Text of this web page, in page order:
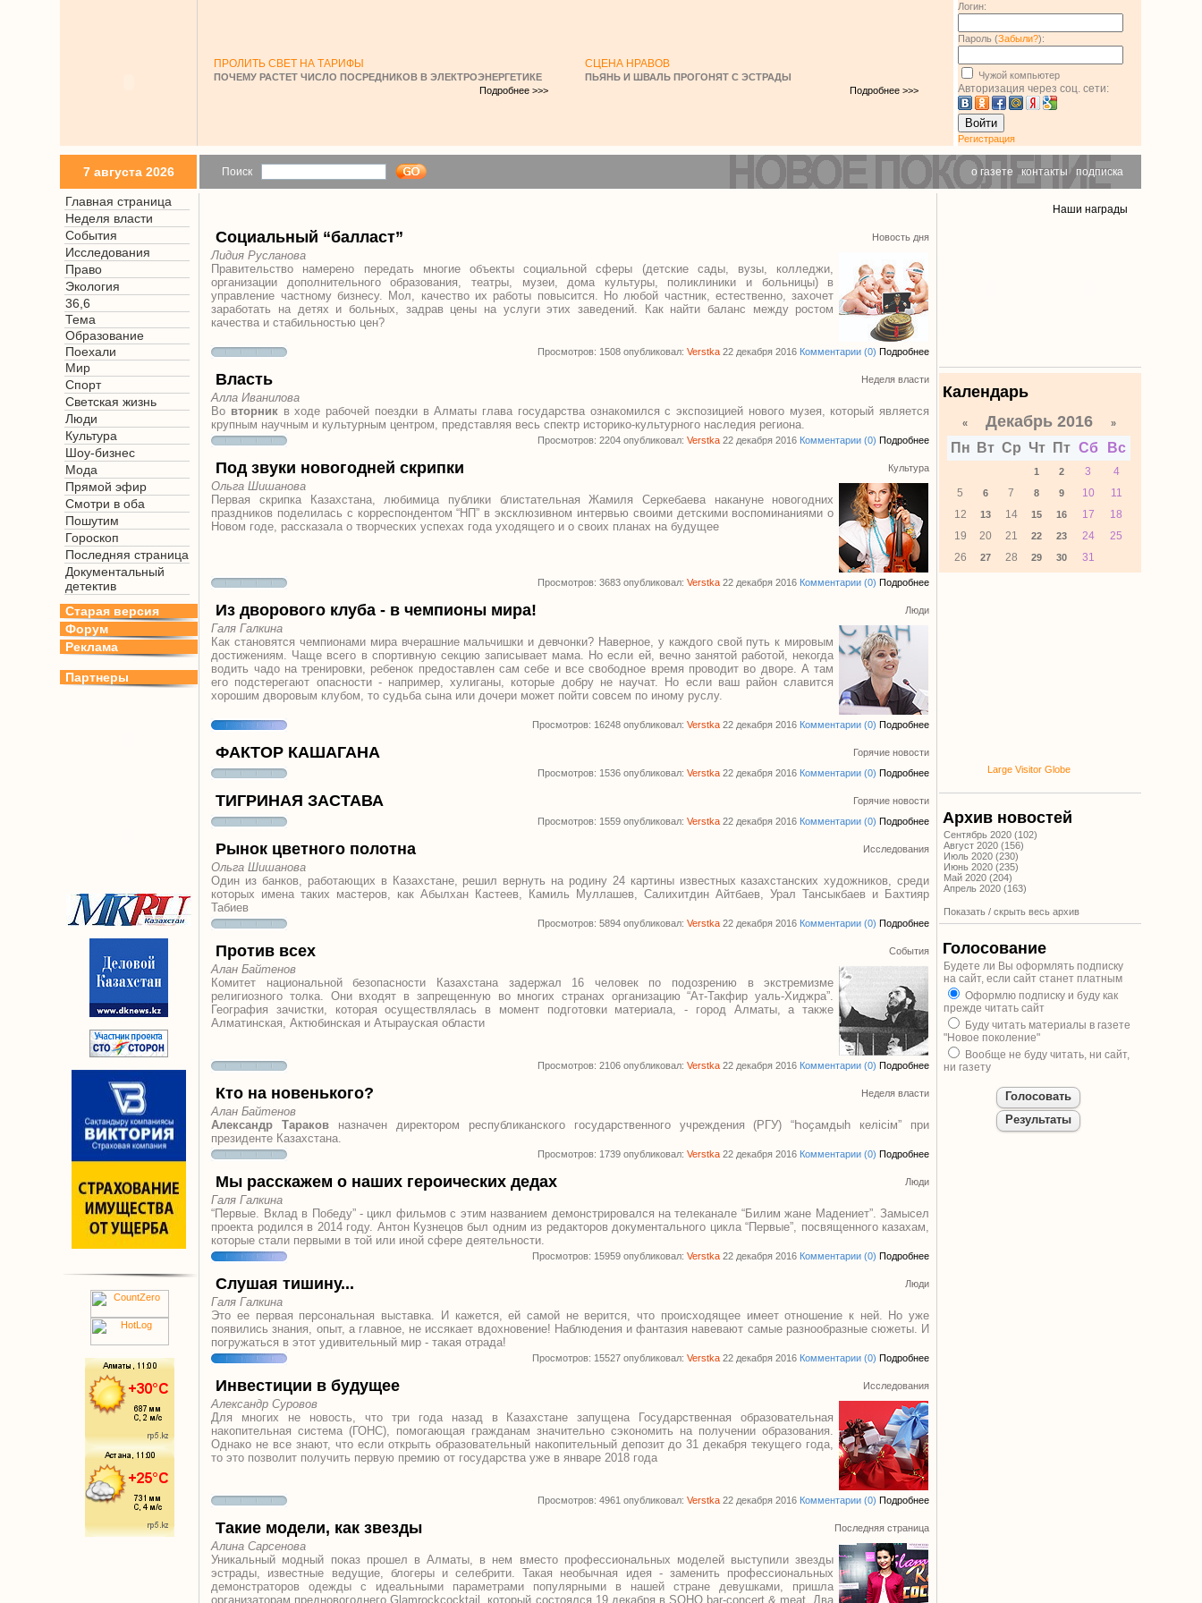
ПРОЛИТЬ СВЕТ НА ТАРИФЫ
ПОЧЕМУ РАСТЕТ ЧИСЛО ПОСРЕДНИКОВ В ЭЛЕКТРОЭНЕРГЕТИКЕ
Подробнее >>>
СЦЕНА НРАВОВ
ПЬЯНЬ И ШВАЛЬ ПРОГОНЯТ С ЭСТРАДЫ
Подробнее >>>
Логин:
Пароль (Забыли?):
Чужой компьютер
Авторизация через соц. сети:
Войти
Регистрация
7 августа 2026 Поиск о газете |контакты| подписка
Главная страница
Неделя власти
События
Исследования
Право
Экология
36,6
Тема
Образование
Поехали
Мир
Спорт
Светская жизнь
Люди
Культура
Шоу-бизнес
Мода
Прямой эфир
Смотри в оба
Пошутим
Гороскоп
Последняя страница
Документальный
детектив
Старая версия
Форум
Реклама
Партнеры
Социальный “балласт” Новость дня
Лидия Русланова
Правительство намерено передать многие объекты социальной сферы (детские сады, вузы, колледжи,
организации дополнительного образования, театры, музеи, дома культуры, поликлиники и больницы) в
управление частному бизнесу. Мол, качество их работы повысится. Но любой частник, естественно, захочет
заработать на детях и больных, задрав цены на услуги этих заведений. Как найти баланс между ростом
качества и стабильностью цен?
Просмотров: 1508 опубликовал:Verstka 22 декабря 2016 Комментарии (0) Подробнее
Власть Неделя власти
Алла Иванилова
Во вторникв ходе рабочей поездки в Алматы глава государства ознакомился с экспозицией нового музея, который является
крупным научным и культурным центром, представляя весь спектр историко-культурного наследия региона.
Просмотров: 2204 опубликовал:Verstka 22 декабря 2016 Комментарии (0) Подробнее
Под звуки новогодней скрипки Культура
Ольга Шишанова
Первая скрипка Казахстана, любимица публики блистательная Жамиля Серкебаева накануне новогодних
праздников поделилась с корреспондентом “НП” в эксклюзивном интервью своими детскими воспоминаниями о
Новом годе, рассказала о творческих успехах года уходящего и о своих планах на будущее
Просмотров: 3683 опубликовал:Verstka 22 декабря 2016 Комментарии (0) Подробнее
Из дворового клуба - в чемпионы мира! Люди
Галя Галкина
Как становятся чемпионами мира вчерашние мальчишки и девчонки? Наверное, у каждого свой путь к мировым
достижениям. Чаще всего в спортивную секцию записывает мама. Но если ей, вечно занятой работой, некогда
водить чадо на тренировки, ребенок предоставлен сам себе и все свободное время проводит во дворе. А там
его подстерегают опасности - например, хулиганы, которые добру не научат. Но если ваш район славится
хорошим дворовым клубом, то судьба сына или дочери может пойти совсем по иному руслу.
Просмотров: 16248 опубликовал:Verstka 22 декабря 2016 Комментарии (0) Подробнее
ФАКТОР КАШАГАНА
Горячие новости
Просмотров: 1536 опубликовал:Verstka 22 декабря 2016 Комментарии (0) Подробнее
ТИГРИНАЯ ЗАСТАВА
Горячие новости
Просмотров: 1559 опубликовал:Verstka 22 декабря 2016 Комментарии (0) Подробнее
Рынок цветного полотна Исследования
Ольга Шишанова
Один из банков, работающих в Казахстане, решил вернуть на родину 24 картины известных казахстанских художников, среди
которых имена таких мастеров, как Абылхан Кастеев, Камиль Муллашев, Салихитдин Айтбаев, Урал Тансыкбаев и Бахтияр
Табиев
Просмотров: 5894 опубликовал:Verstka 22 декабря 2016 Комментарии (0) Подробнее
Против всех События
Алан Байтенов
Комитет национальной безопасности Казахстана задержал 16 человек по подозрению в экстремизме
религиозного толка. Они входят в запрещенную во многих странах организацию “Ат-Такфир уаль-Хиджра”.
География зачистки, которая осуществлялась в момент подготовки материала, - город Алматы, а также
Алматинская, Актюбинская и Атырауская области
Просмотров: 2106 опубликовал:Verstka 22 декабря 2016 Комментарии (0) Подробнее
Кто на новенького? Неделя власти
Алан Байтенов
Александр Тараков назначен директором республиканского государственного учреждения (РГУ) “Һоҫамдыһ келiсiм” при
президенте Казахстана.
Просмотров: 1739 опубликовал:Verstka 22 декабря 2016 Комментарии (0) Подробнее
Мы расскажем о наших героических дедах Люди
Галя Галкина
“Первые. Вклад в Победу” - цикл фильмов с этим названием демонстрировался на телеканале “Билим жане Мадениет”. Замысел
проекта родился в 2014 году. Антон Кузнецов был одним из редакторов документального цикла “Первые”, посвященного казахам,
которые стали первыми в той или иной сфере деятельности.
Просмотров: 15959 опубликовал:Verstka 22 декабря 2016 Комментарии (0) Подробнее
Слушая тишину... Люди
Галя Галкина
Это ее первая персональная выставка. И кажется, ей самой не верится, что происходящее имеет отношение к ней. Но уже
появились знания, опыт, а главное, не иссякает вдохновение! Наблюдения и фантазия навевают самые разнообразные сюжеты. И
погружаться в этот удивительный мир - такая отрада!
Просмотров: 15527 опубликовал:Verstka 22 декабря 2016 Комментарии (0) Подробнее
Инвестиции в будущее Исследования
Александр Суровов
Для многих не новость, что три года назад в Казахстане запущена Государственная образовательная
накопительная система (ГОНС), помогающая гражданам значительно сэкономить на получении образования.
Однако не все знают, что если открыть образовательный накопительный депозит до 31 декабря текущего года,
то это позволит получить первую премию от государства уже в январе 2018 года
Просмотров: 4961 опубликовал:Verstka 22 декабря 2016 Комментарии (0) Подробнее
Такие модели, как звезды Последняя страница
Алина Сарсенова
Уникальный модный показ прошел в Алматы, в нем вместо профессиональных моделей выступили звезды
эстрады, известные ведущие, блогеры и селебрити. Такая необычная идея - заменить профессиональных
демонстраторов одежды с идеальными параметрами популярными в нашей стране девушками, пришла
организаторам предновогоднего Glamrockcocktail, который состоялся 19 декабря в SOHO bar-concert & meat. Два
Наши награды
Календарь
«Декабрь 2016 »
Пн Вт Ср Чт Пт Сб Вс
1 2 3
4
5
6 7 8 9 10
11
12
13 14 15 16 17
18
19
20 21 22 23 24
25
26
27 28 29 30 31
Large Visitor Globe
Архив новостей
Сентябрь 2020 (102)
Август 2020 (156)
Июль 2020 (230)
Июнь 2020 (235)
Май 2020 (204)
Апрель 2020 (163)
Показать / скрыть весь архив
Голосование
Будете ли Вы оформлять подписку
на сайт, если сайт станет платным
Оформлю подписку и буду как
прежде читать сайт
Буду читать материалы в газете
"Новое поколение"
Вообще не буду читать, ни сайт,
ни газету